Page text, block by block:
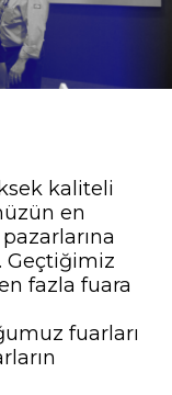
kaliteli
en
Geçtiğimiz
fazla fuara
fuarları